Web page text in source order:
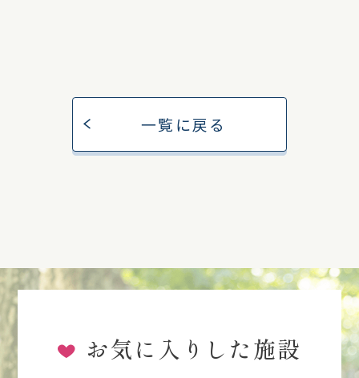
一覧に戻る
お気に入りした施設